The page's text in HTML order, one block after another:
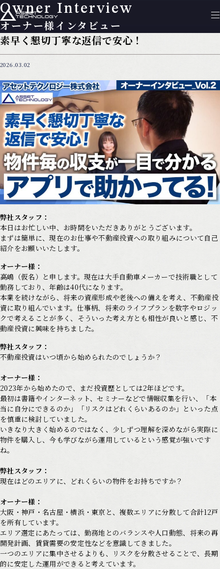
Owner Interview
オーナー様インタビュー
素早く懇切丁寧な返信で安心！
2026.03.02
弊社スタッフ：
本日はお忙しい中、お時間をいただきありがとうございます。
まずは簡単に、現在のお仕事や不動産投資への取り組みについて自己
紹介をお願いいたします。
オーナー様：
高嶋（仮名）と申します。現在は大手自動車メーカーで技術職として
勤務しており、年齢は40代になります。
本業を続けながら、将来の資産形成や老後への備えを考え、不動産投
資に取り組んでいます。仕事柄、将来のライフプランを数字やロジッ
クで考えることが多く、そういった考え方とも相性が良いと感じ、不
動産投資に興味を持ちました。
弊社スタッフ：
不動産投資はいつ頃から始められたのでしょうか？
オーナー様：
2023年から始めたので、まだ投資歴としては2年ほどです。
最初は書籍やインターネット、セミナーなどで情報収集を行い、「本
当に自分にできるのか」「リスクはどれくらいあるのか」といった点
を慎重に検討していました。
いきなり大きく始めるのではなく、少しずつ理解を深めながら実際に
物件を購入し、今も学びながら運用しているという感覚が強いです
ね。
弊社スタッフ：
現在はどのエリアに、どれくらいの物件をお持ちですか？
オーナー様：
大阪・神戸・名古屋・横浜・東京と、複数エリアに分散して合計12戸
を所有しています。
エリア選定にあたっては、勤務地とのバランスや人口動態、将来の再
開発計画、賃貸需要の安定性などを意識してきました。
一つのエリアに集中させるよりも、リスクを分散させることで、長期
的に安定した運用ができると考えています。